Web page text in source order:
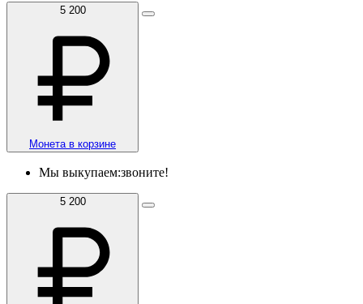
5 200
Монета в корзине
Мы выкупаем:звоните!
5 200